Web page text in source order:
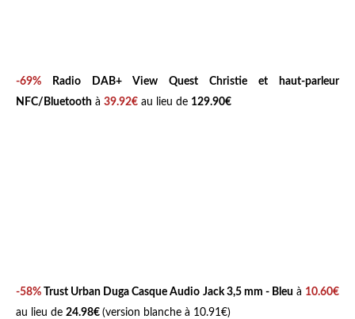
-69%
Radio DAB+ View Quest Christie et haut-parleur
NFC/Bluetooth à 39.92€ au lieu de 129.90€
-58%Trust Urban Duga Casque Audio Jack 3,5 mm - Bleu à 10.60€
au lieu de 24.98€ (version blanche à 10.91€)